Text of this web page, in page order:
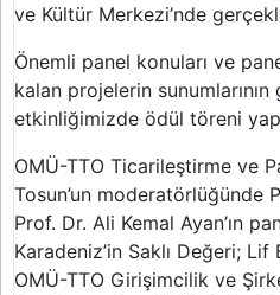
ve Kültür Merkezi’nde
Önemli panel konuları ve
kalan projelerin
etkinliğimizde ödül töreni
OMÜ-TTO Ticarileştirme ve
Tosun’un moderatörlüğünde
Prof. Dr. Ali Kemal Ayan’ın
Karadeniz’in Saklı Değeri;
OMÜ-TTO Girişimcilik ve